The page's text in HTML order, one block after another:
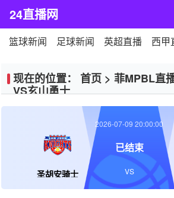
24直播网
篮球新闻 足球新闻 英超直播 西甲
现在的位置： 首页 > 菲MPBL直
VS玄山勇士
圣胡安骑士
2026-07-09 20:00:00
已结束
VS